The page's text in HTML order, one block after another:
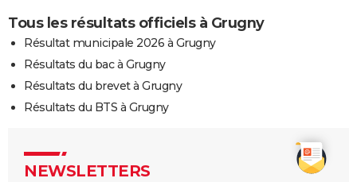
Tous les résultats officiels à Grugny
Résultat municipale 2026 à Grugny
Résultats du bac à Grugny
Résultats du brevet à Grugny
Résultats du BTS à Grugny
NEWSLETTERS